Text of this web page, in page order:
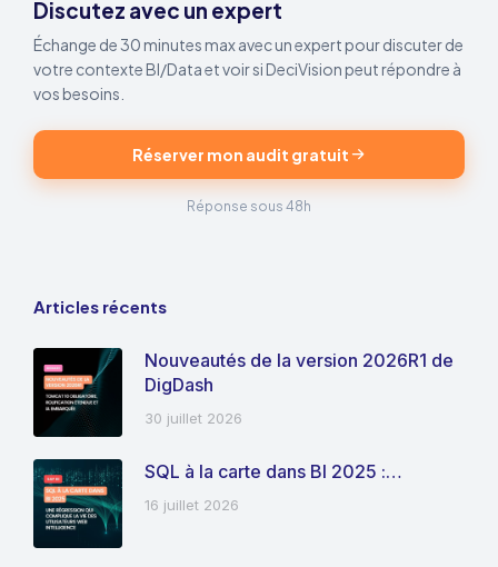
Discutez avec un expert
Échange de 30 minutes max avec un expert pour discuter de
votre contexte BI/Data et voir si DeciVision peut répondre à
vos besoins.
Réserver mon audit gratuit
Réponse sous 48h
Articles récents
Nouveautés de la version 2026R1 de
DigDash
30 juillet 2026
SQL à la carte dans BI 2025 :…
16 juillet 2026